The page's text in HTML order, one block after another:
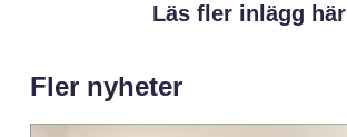
Läs fler inlägg här
Fler nyheter